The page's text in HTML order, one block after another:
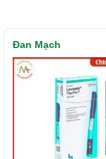
Đan Mạch